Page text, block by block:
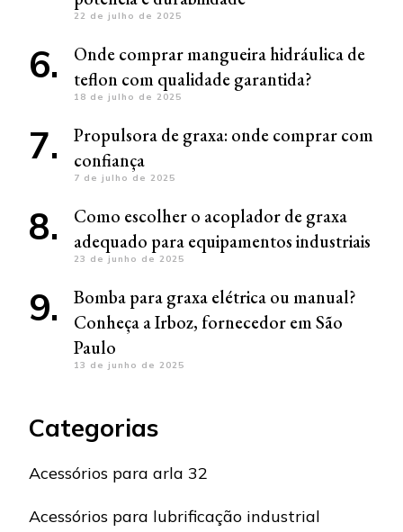
22 de julho de 2025
Onde comprar mangueira hidráulica de
teflon com qualidade garantida?
18 de julho de 2025
Propulsora de graxa: onde comprar com
confiança
7 de julho de 2025
Como escolher o acoplador de graxa
adequado para equipamentos industriais
23 de junho de 2025
Bomba para graxa elétrica ou manual?
Conheça a Irboz, fornecedor em São
Paulo
13 de junho de 2025
Categorias
Acessórios para arla 32
Acessórios para lubrificação industrial